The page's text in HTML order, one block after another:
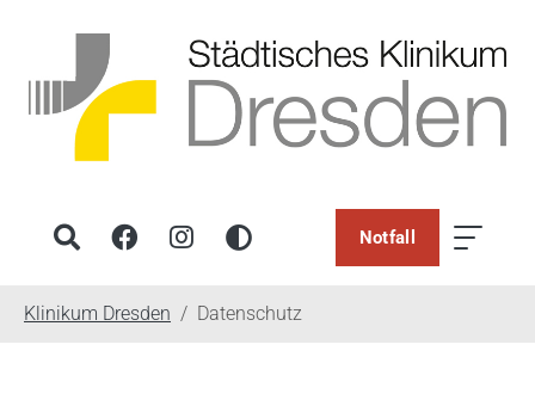
Notfall
Klinikum Dresden Datenschutz